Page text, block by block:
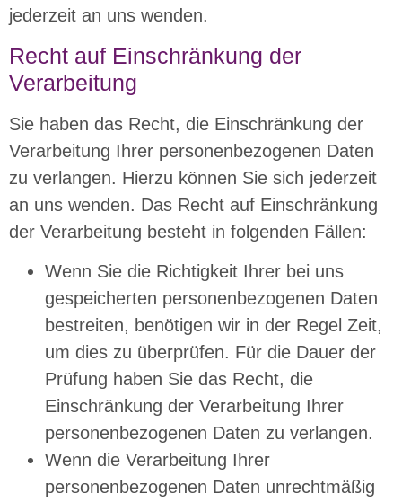
jederzeit an uns wenden.
Recht auf Einschränkung der
Verarbeitung
Sie haben das Recht, die Einschränkung der
Verarbeitung Ihrer personenbezogenen Daten
zu verlangen. Hierzu können Sie sich jederzeit
an uns wenden. Das Recht auf Einschränkung
der Verarbeitung besteht in folgenden Fällen:
Wenn Sie die Richtigkeit Ihrer bei uns
gespeicherten personenbezogenen Daten
bestreiten, benötigen wir in der Regel Zeit,
um dies zu überprüfen. Für die Dauer der
Prüfung haben Sie das Recht, die
Einschränkung der Verarbeitung Ihrer
personenbezogenen Daten zu verlangen.
Wenn die Verarbeitung Ihrer
personenbezogenen Daten unrechtmäßig